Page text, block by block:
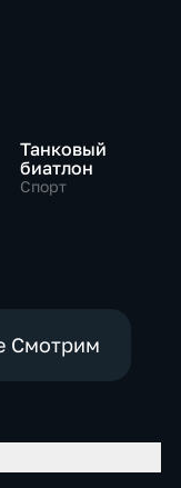
Танковый
биатлон
Спорт
Смотрим